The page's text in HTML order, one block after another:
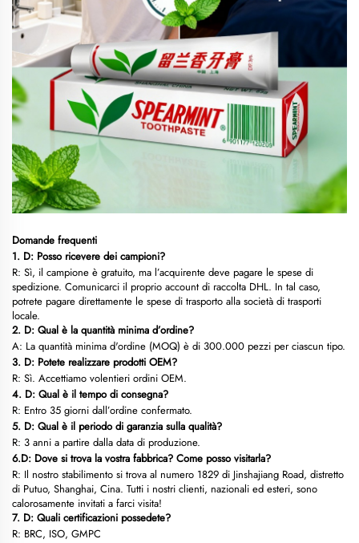
Domande frequenti
1. D: Posso ricevere dei campioni?
R: Sì, il campione è gratuito, ma l’acquirente deve pagare le spese di
spedizione. Comunicarci il proprio account di raccolta DHL. In tal caso,
potrete pagare direttamente le spese di trasporto alla società di trasporti
locale.
2. D: Qual è la quantità minima d’ordine?
A: La quantità minima d'ordine (MOQ) è di 300.000 pezzi per ciascun tipo.
3. D: Potete realizzare prodotti OEM?
R: Sì. Accettiamo volentieri ordini OEM.
4. D: Qual è il tempo di consegna?
R: Entro 35 giorni dall’ordine confermato.
5. D: Qual è il periodo di garanzia sulla qualità?
R: 3 anni a partire dalla data di produzione.
6.D: Dove si trova la vostra fabbrica? Come posso visitarla?
R: Il nostro stabilimento si trova al numero 1829 di Jinshajiang Road, distretto
di Putuo, Shanghai, Cina. Tutti i nostri clienti, nazionali ed esteri, sono
calorosamente invitati a farci visita!
7. D: Quali certificazioni possedete?
R: BRC, ISO, GMPC